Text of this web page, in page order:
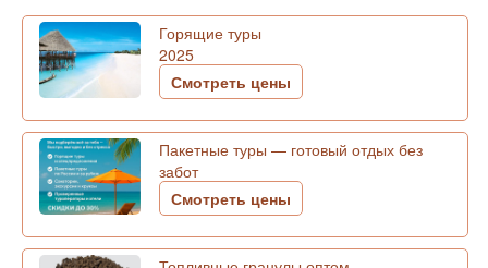
Горящие туры
2025
Смотреть цены
Пакетные туры — готовый отдых без
забот
Смотреть цены